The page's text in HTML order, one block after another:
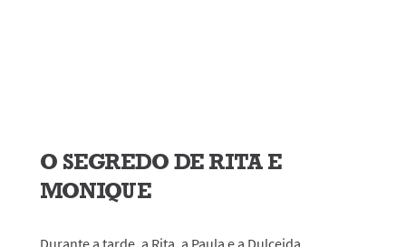
O SEGREDO DE RITA E
MONIQUE
Durante a tarde, a Rita, a Paula e a Dulceida